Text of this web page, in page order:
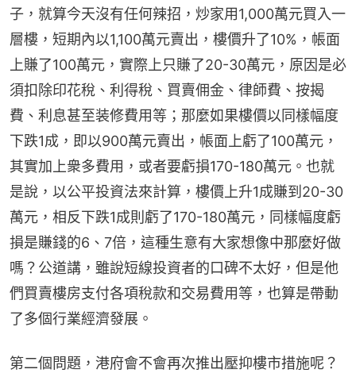
子，就算今天沒有任何辣招，炒家用1,000萬元買入一
層樓，短期內以1,100萬元賣出，樓價升了10%，帳面
上賺了100萬元，實際上只賺了20-30萬元，原因是必
須扣除印花稅、利得稅、買賣佣金、律師費、按揭
費、利息甚至装修費用等；那麼如果樓價以同樣幅度
下跌1成，即以900萬元賣出，帳面上虧了100萬元，
其實加上衆多費用，或者要虧損170-180萬元。也就
是說，以公平投資法來計算，樓價上升1成賺到20-30
萬元，相反下跌1成則虧了170-180萬元，同樣幅度虧
損是賺錢的6、7倍，這種生意有大家想像中那麼好做
嗎？公道講，雖說短線投資者的口碑不太好，但是他
們買賣樓房支付各項稅款和交易費用等，也算是帶動
了多個行業經濟發展。
第二個問題，港府會不會再次推出壓抑樓市措施呢？